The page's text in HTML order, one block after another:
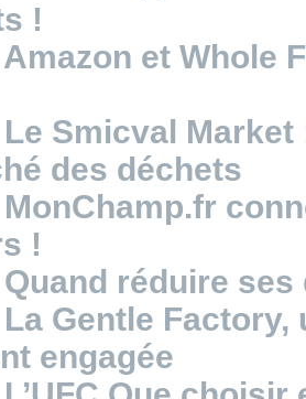
!
Amazon et Whole
Le Smicval
des déchets
MonChamp.fr
!
Quand réduire
La Gentle
engagée